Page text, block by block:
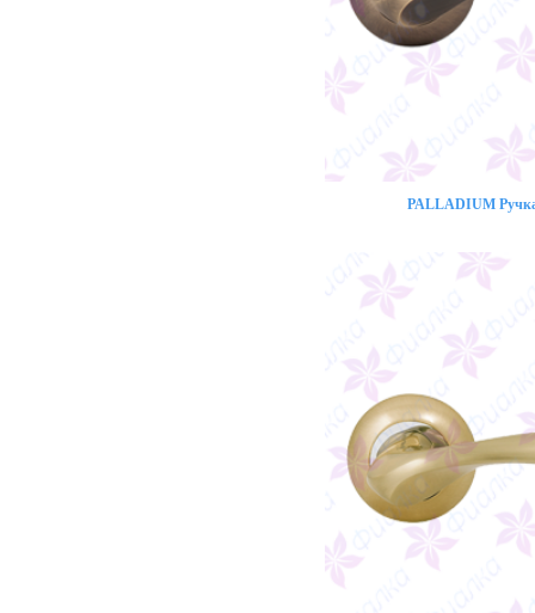
PALLADIUM